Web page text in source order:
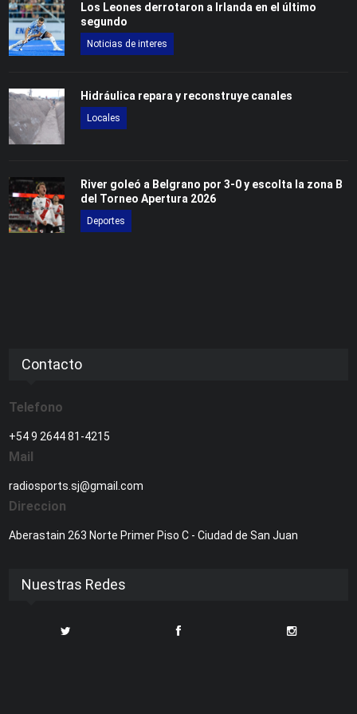
Los Leones derrotaron a Irlanda en el último
segundo
Noticias de interes
Hidráulica repara y reconstruye canales
Locales
River goleó a Belgrano por 3-0 y escolta la zona B
del Torneo Apertura 2026
Deportes
Contacto
Telefono
+54 9 2644 81-4215
Mail
radiosports.sj@gmail.com
Direccion
Aberastain 263 Norte Primer Piso C - Ciudad de San Juan
Nuestras Redes